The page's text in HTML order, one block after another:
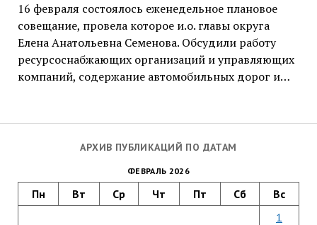
АРХИВ ПУБЛИКАЦИЙ ПО ДАТАМ
ФЕВРАЛЬ 2026
Пн Вт Ср Чт Пт Сб Вс
1
16 февраля состоялось еженедельное плановое
совещание, провела которое и.о. главы округа
Елена Анатольевна Семенова. Обсудили работу
ресурсоснабжающих организаций и управляющих
компаний, содержание автомобильных дорог и…